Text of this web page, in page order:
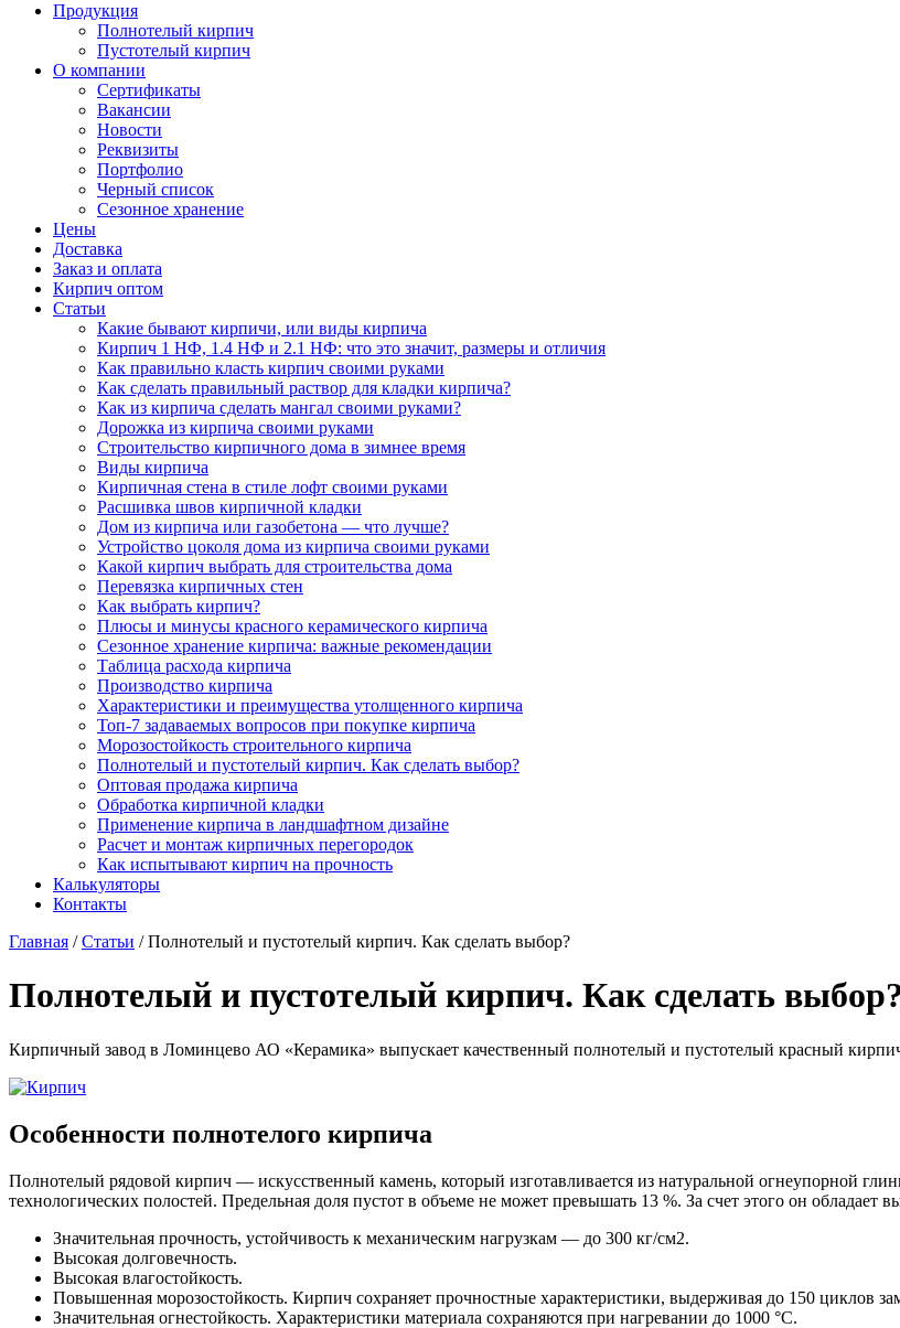
Продукция
Полнотелый кирпич
Пустотелый кирпич
О компании
Сертификаты
Вакансии
Новости
Реквизиты
Портфолио
Черный список
Сезонное хранение
Цены
Доставка
Заказ и оплата
Кирпич оптом
Статьи
Какие бывают кирпичи, или виды кирпича
Кирпич 1 НФ, 1.4 НФ и 2.1 НФ: что это значит, размеры и отличия
Как правильно класть кирпич своими руками
Как сделать правильный раствор для кладки кирпича?
Как из кирпича сделать мангал своими руками?
Дорожка из кирпича своими руками
Строительство кирпичного дома в зимнее время
Виды кирпича
Кирпичная стена в стиле лофт своими руками
Расшивка швов кирпичной кладки
Дом из кирпича или газобетона — что лучше?
Устройство цоколя дома из кирпича своими руками
Какой кирпич выбрать для строительства дома
Перевязка кирпичных стен
Как выбрать кирпич?
Плюсы и минусы красного керамического кирпича
Сезонное хранение кирпича: важные рекомендации
Таблица расхода кирпича
Производство кирпича
Характеристики и преимущества утолщенного кирпича
Топ-7 задаваемых вопросов при покупке кирпича
Морозостойкость строительного кирпича
Полнотелый и пустотелый кирпич. Как сделать выбор?
Оптовая продажа кирпича
Обработка кирпичной кладки
Применение кирпича в ландшафтном дизайне
Расчет и монтаж кирпичных перегородок
Как испытывают кирпич на прочность
Калькуляторы
Контакты
Главная /Статьи /Полнотелый и пустотелый кирпич. Как сделать выбор?
Полнотелый и пустотелый кирпич. Как сделать выбор?
Кирпичный завод в Ломинцево АО «Керамика» выпускает качественный полнотелый и пустотелый красный
Особенности полнотелого кирпича
Полнотелый рядовой кирпич — искусственный камень, который изготавливается из натуральной огнеупорной
технологических полостей. Предельная доля пустот в объеме не может превышать 13 %. За счет этого он
Значительная прочность, устойчивость к механическим нагрузкам — до 300 кг/см2.
Высокая долговечность.
Высокая влагостойкость.
Повышенная морозостойкость. Кирпич сохраняет прочностные характеристики, выдерживая до 150 циклов
Значительная огнестойкость. Характеристики материала сохраняются при нагревании до 1000 °C.